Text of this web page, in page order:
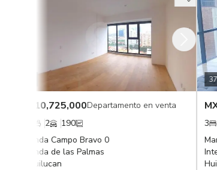
10,725,000Departamento en venta
190
Campo Bravo 0
de las Palmas
2
Manigua
Interlomas